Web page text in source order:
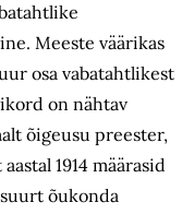
Meeste väärikas
osa vabatahtlikest
on nähtav
õigeusu preester,
1914 määrasid
õukonda